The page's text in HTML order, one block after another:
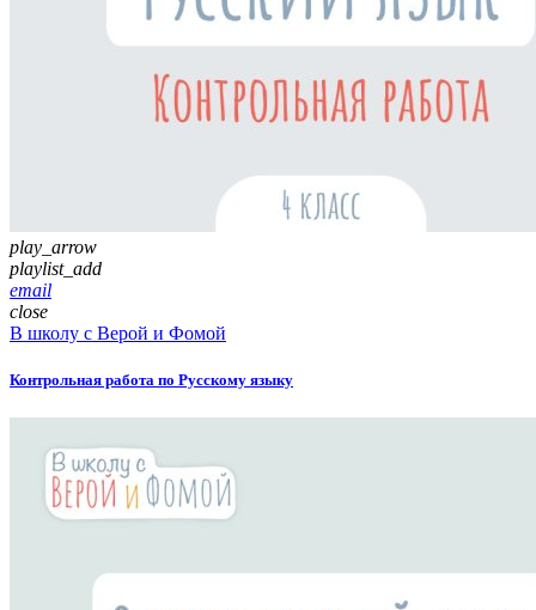
play_arrow
playlist_add
email
close
В школу с Верой и Фомой
Контрольная работа по Русскому языку